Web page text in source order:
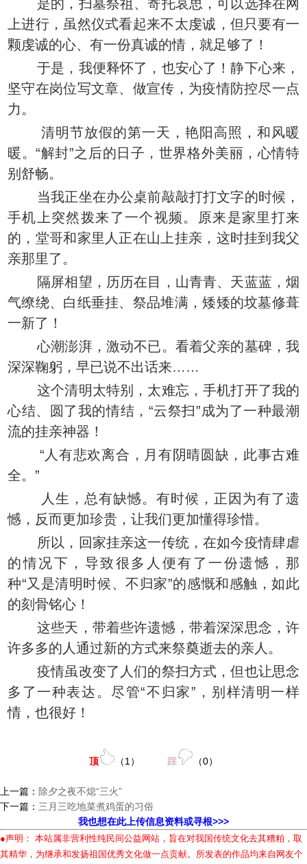
是的，扫墓祭祖、寄托哀思，可以选择在网
上进行，虽然仪式看起来不太虔诚，但只要有一
颗虔诚的心、有一份真诚的情，就足够了！
于是，我便释怀了，也安心了！静下心来，
坚守在岗位写文章、做宣传，为疫情防控尽一点
力。
清明节放假的第一天，艳阳高照，和风暖
暖。“解封”之后的日子，世界格外美丽，心情特
别舒畅。
当我正坐在办公桌前敲敲打打文字的时候，
手机上突然拨来了一个视频。原来是家里打来
的，堂哥和家里人正在山上挂亲，这时挂到我父
亲那里了。
隔屏相望，历历在目，山青青、天蓝蓝，烟
气缭绕、白纸垂挂、祭品堆满，矮矮的坟墓修葺
一新了！
心潮澎湃，激动不已。看着父亲的墓碑，我
深深鞠躬，早已说不出话来……
这个清明太特别，太难忘，手机打开了我的
心结、圆了我的情结，“云祭扫”成为了一种最潮
流的挂亲神器！
“人有悲欢离合，月有阴晴圆缺，此事古难
全。”
人生，总有缺憾。有时候，正因为有了遗
憾，反而更加珍贵，让我们更加懂得珍惜。
所以，回家挂亲这一传统，在如今疫情肆虐
的情况下，导致很多人便有了一份遗憾，那
种“又是清明时候、不归家”的感慨和感触，如此
的刻骨铭心！
这些天，带着些许遗憾，带着深深思念，许
许多多的人通过新的方式来祭奠逝去的亲人。
疫情虽改变了人们的祭扫方式，但也让思念
多了一种表达。尽管“不归家”，别样清明一样
情，也很好！
顶 （1 ） 踩 （0）
上一篇： 除夕之夜不熄“三火”
下一篇： 三月三吃地菜煮鸡蛋的习俗
我也想在此上传信息资料或寻根>>>
●声明： 本站属非营利性纯民间公益网站，旨在对我国传统文化去其糟粕，取
其精华，为继承和发扬祖国优秀文化做一点贡献。所发表的作品均来自网友个